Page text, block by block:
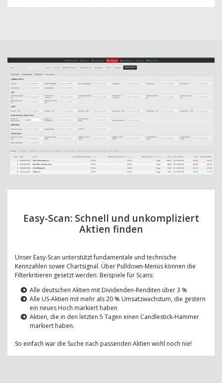
Easy-Scan: Schnell und unkompliziert
Aktien finden
Unser Easy-Scan unterstützt fundamentale und technische
Kennzahlen sowie Chartsignal. Über Pulldown-Menüs können die
Filterkritieren gesetzt werden. Beispiele für Scans:
Alle deutschen Aktien mit Dividenden-Renditen über 3 %
Alle US-Aktien mit mehr als 20 % Umsatzwachstum, die gestern
ein neues Hoch markiert haben
Aktien, die in den letzten 5 Tagen einen Candlestick-Hammer
markiert haben.
So einfach war die Suche nach passenden Aktien wohl noch nie!